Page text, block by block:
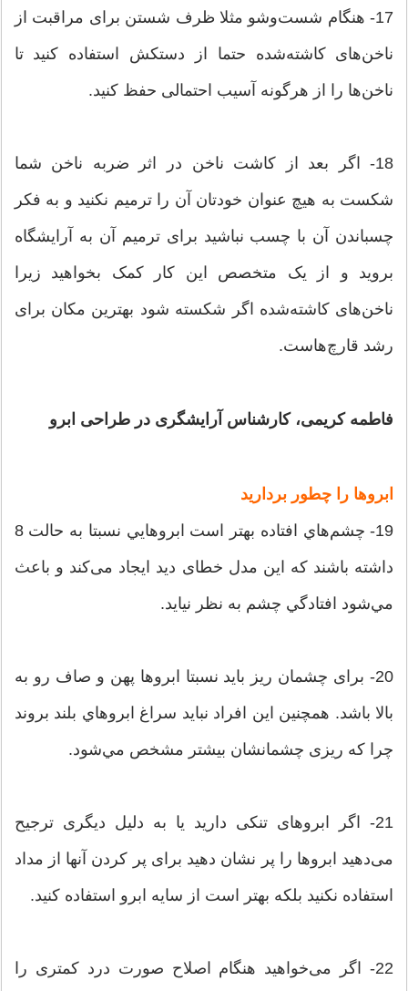
17- هنگام شست‌وشو مثلا ظرف شستن برای مراقبت از
ناخن‌های کاشته‌شده حتما از دستکش استفاده کنید تا
ناخن‌ها را از هرگونه آسیب‌ احتمالی حفظ کنید.
18- اگر بعد از کاشت ناخن در اثر ضربه ناخن شما
شکست به هیچ عنوان خودتان آن را ترميم نکنید و به فکر
چسباندن آن با چسب نباشید برای ترمیم آن به آرایشگاه
بروید و از یک متخصص اين كار کمک بخواهید زيرا
ناخن‌های کاشته‌شده اگر شکسته شود بهترین مکان برای
رشد قارچ‌هاست.
فاطمه کریمی، کارشناس آرایشگری در طراحی ابرو
ابروها را چطور بردارید
19- چشم‌هاي افتاده بهتر است ابروهايي نسبتا به حالت 8
داشته باشند كه اين مدل خطای ديد ایجاد می‌کند و باعث
مي‌شود افتادگي چشم به نظر نيايد.
20- برای چشمان ريز بايد نسبتا ابروها پهن و صاف رو به
بالا باشد. همچنين این افراد نباید سراغ ابروهاي بلند بروند
چرا که ریزی چشمانشان بیشتر مشخص مي‌شود.
21- اگر ابروهای تنکی دارید یا به دلیل دیگری ترجیح
می‌دهید ابروها را پر نشان دهید برای پر کردن آنها از مداد
استفاده نکنید بلکه بهتر است از سايه ابرو استفاده كنيد.
22- اگر می‌خواهید هنگام اصلاح صورت درد کمتری را